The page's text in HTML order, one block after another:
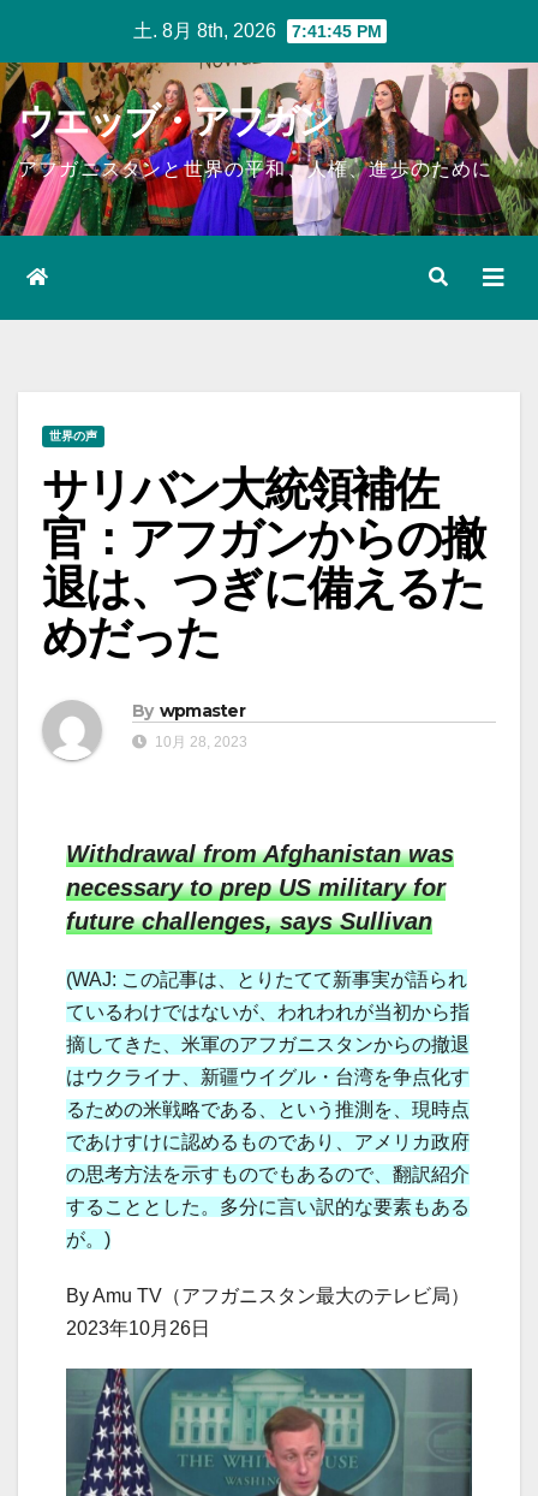
content
土. 8月 8th, 2026 7:41:46 PM
ウエッブ・アフガン
アフガニスタンと世界の平和、人権、進歩のために
世界の声
サリバン大統領補佐
官：アフガンからの撤
退は、つぎに備えるた
めだった
By wpmaster
10月 28, 2023
Withdrawal from Afghanistan was
necessary to prep US military for
future challenges, says Sullivan
(WAJ: この記事は、とりたてて新事実が語られ
ているわけではないが、われわれが当初から指
摘してきた、米軍のアフガニスタンからの撤退
はウクライナ、新疆ウイグル・台湾を争点化す
るための米戦略である、という推測を、現時点
であけすけに認めるものであり、アメリカ政府
の思考方法を示すものでもあるので、翻訳紹介
することとした。多分に言い訳的な要素もある
が。)
By Amu TV（アフガニスタン最大のテレビ局）
2023年10月26日